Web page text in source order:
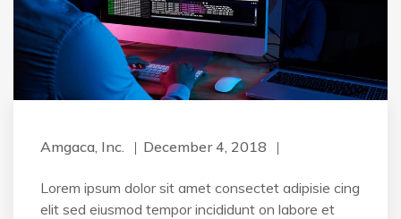
Amgaca, Inc. December 4, 2018
Lorem ipsum dolor sit amet consectet adipisie cing
elit sed eiusmod tempor incididunt on labore et